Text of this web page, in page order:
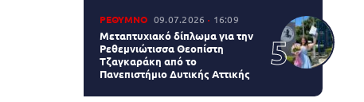
ΡΕΘΥΜΝΟ 09.07.2026 16:09
Μεταπτυχιακό δίπλωμα για την
Ρεθεμνιώτισσα Θεοπίστη
Τζαγκαράκη από το
Πανεπιστήμιο Δυτικής Αττικής